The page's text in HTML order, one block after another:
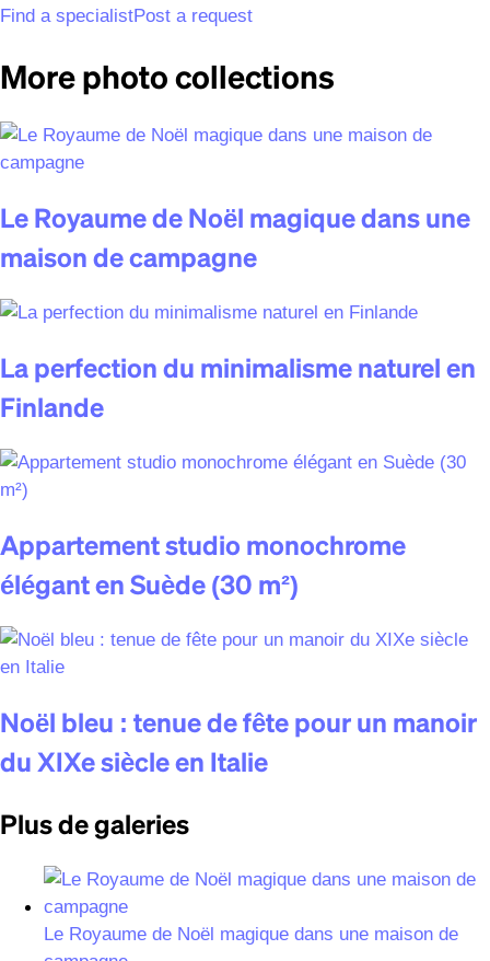
Find a specialistPost a request
More photo collections
Le Royaume de Noël magique dans une
maison de campagne
La perfection du minimalisme naturel en
Finlande
Appartement studio monochrome
élégant en Suède (30 m²)
Noël bleu : tenue de fête pour un manoir
du XIXe siècle en Italie
Plus de galeries
Le Royaume de Noël magique dans une maison de